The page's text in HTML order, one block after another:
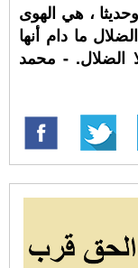
، هي الهوى
ما دام أنها
الضلال. - محمد